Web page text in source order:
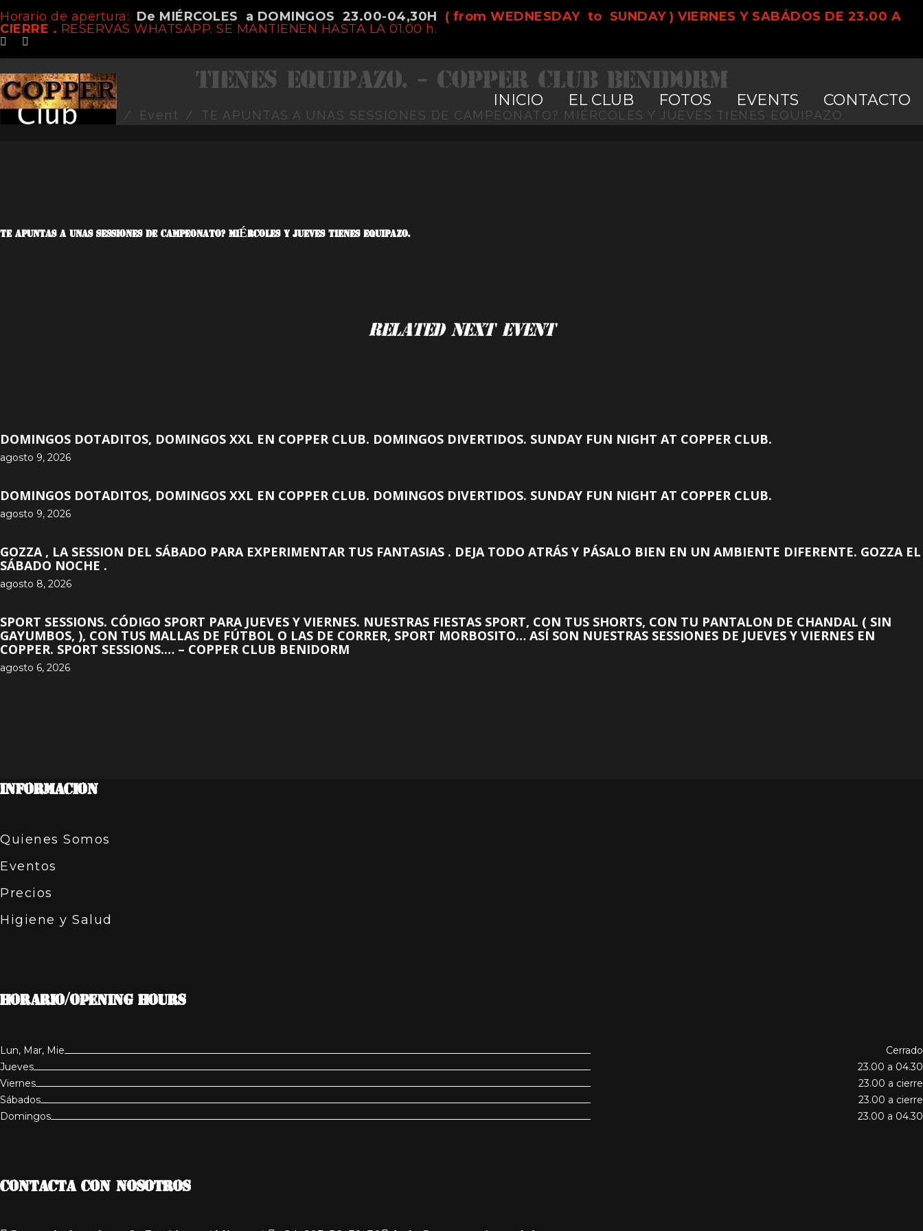
Horario de apertura: De MIÉRCOLES a DOMINGOS 23.00-04,30H ( from WEDNESDAY to SUNDAY ) VIERNES Y SABÁDOS DE 23.00 A
CIERRE . RESERVAS WHATSAPP. SE MANTIENEN HASTA LA 01.00 h.
INICIO EL CLUB FOTOS EVENTS CONTACTO
TE APUNTAS A UNAS SESSIONES DE CAMPEONATO? MIÉRCOLES Y JUEVES
TIENES EQUIPAZO. - Copper Club Benidorm
/ Event / TE APUNTAS A UNAS SESSIONES DE CAMPEONATO? MIÉRCOLES Y JUEVES TIENES EQUIPAZO.
TE APUNTAS A UNAS SESSIONES DE CAMPEONATO? MIÉRCOLES Y JUEVES TIENES EQUIPAZO.
Related Next Event
DOMINGOS DOTADITOS, DOMINGOS XXL EN COPPER CLUB. DOMINGOS DIVERTIDOS. SUNDAY FUN NIGHT AT COPPER CLUB.
agosto 9, 2026
DOMINGOS DOTADITOS, DOMINGOS XXL EN COPPER CLUB. DOMINGOS DIVERTIDOS. SUNDAY FUN NIGHT AT COPPER CLUB.
agosto 9, 2026
GOZZA , LA SESSION DEL SÁBADO PARA EXPERIMENTAR TUS FANTASIAS . DEJA TODO ATRÁS Y PÁSALO BIEN EN UN AMBIENTE DIFERENTE. GOZZA EL
SÁBADO NOCHE .
agosto 8, 2026
SPORT SESSIONS. CÓDIGO SPORT PARA JUEVES Y VIERNES. NUESTRAS FIESTAS SPORT, CON TUS SHORTS, CON TU PANTALON DE CHANDAL ( SIN
GAYUMBOS, ), CON TUS MALLAS DE FÚTBOL O LAS DE CORRER, SPORT MORBOSITO… ASÍ SON NUESTRAS SESSIONES DE JUEVES Y VIERNES EN
COPPER. SPORT SESSIONS.… – COPPER CLUB BENIDORM
agosto 6, 2026
INFORMACION
Quienes Somos
Eventos
Precios
Higiene y Salud
HORARIO/OPENING HOURS
Lun, Mar, Mie
Cerrado
Jueves
23.00 a 04.30
Viernes
23.00 a cierre
Sábados
23.00 a cierre
Domingos
23.00 a 04.30
CONTACTA CON NOSOTROS